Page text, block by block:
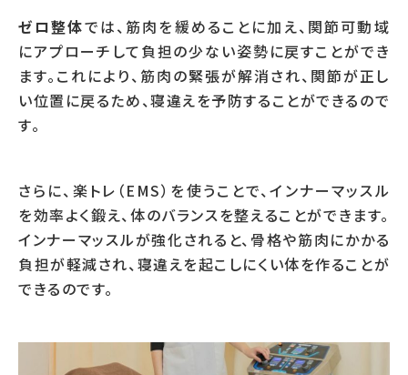
ゼロ整体では、筋肉を緩めることに加え、関節可動域
にアプローチして負担の少ない姿勢に戻すことができ
ます。これにより、筋肉の緊張が解消され、関節が正し
い位置に戻るため、寝違えを予防することができるので
す。
さらに、楽トレ（EMS）を使うことで、インナーマッスル
を効率よく鍛え、体のバランスを整えることができます。
インナーマッスルが強化されると、骨格や筋肉にかかる
負担が軽減され、寝違えを起こしにくい体を作ることが
できるのです。